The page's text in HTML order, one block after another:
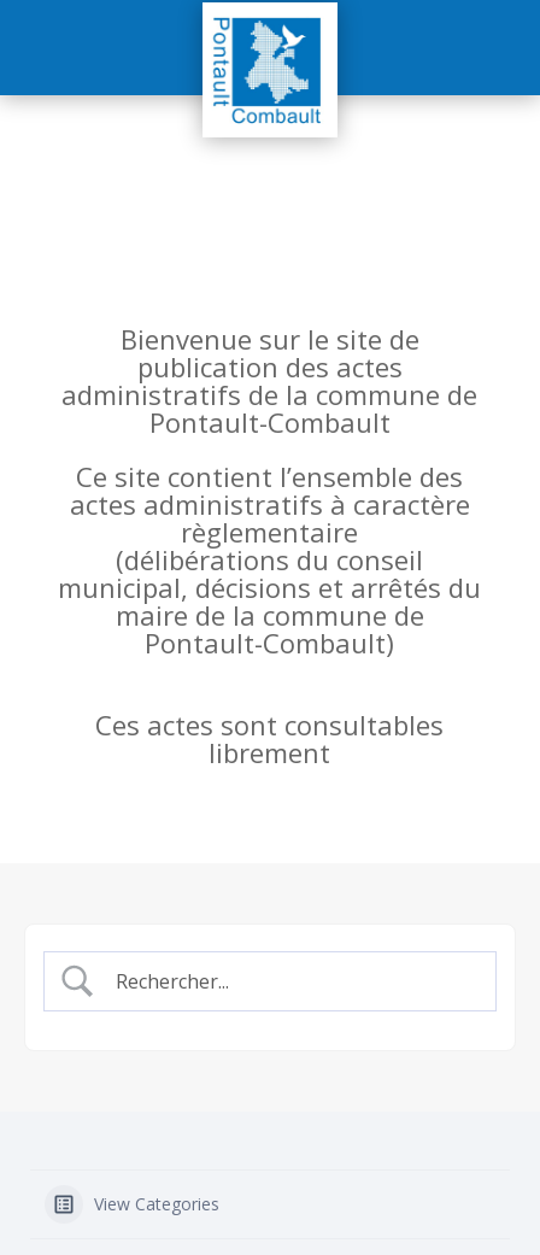
Bienvenue sur le site de
publication des actes
administratifs de la commune de
Pontault-Combault
Ce site contient l’ensemble des
actes administratifs à caractère
règlementaire
(délibérations du conseil
municipal, décisions et arrêtés du
maire de la commune de
Pontault-Combault)
Ces actes sont consultables
librement
View Categories